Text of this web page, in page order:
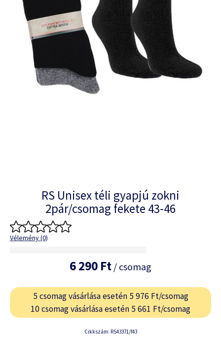
RS Unisex téli gyapjú zokni
2pár/csomag fekete 43-46
Vélemény (0)
6 290 Ft / csomag
5 csomag vásárlása esetén 5 976 Ft/csomag
10 csomag vásárlása esetén 5 661 Ft/csomag
Cikkszám: RS43371/f43